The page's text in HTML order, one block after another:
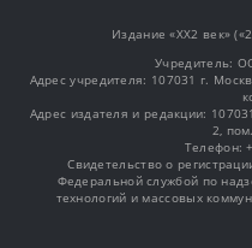
Издание «XX2 век»
Учредитель:
Адрес учредителя: 107031 г.
Адрес издателя и редакции:
2,
Телефон:
Свидетельство о
Федеральной службой по
технологий и массовых